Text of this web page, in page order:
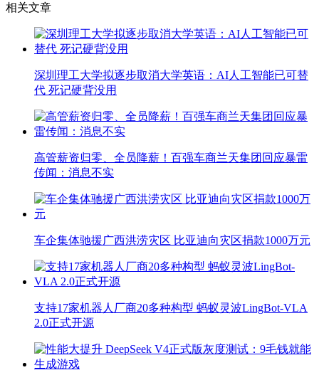
相关文章
深圳理工大学拟逐步取消大学英语：AI人工智能已可替
代 死记硬背没用
高管薪资归零、全员降薪！百强车商兰天集团回应暴雷
传闻：消息不实
车企集体驰援广西洪涝灾区 比亚迪向灾区捐款1000万元
支持17家机器人厂商20多种构型 蚂蚁灵波LingBot-VLA
2.0正式开源